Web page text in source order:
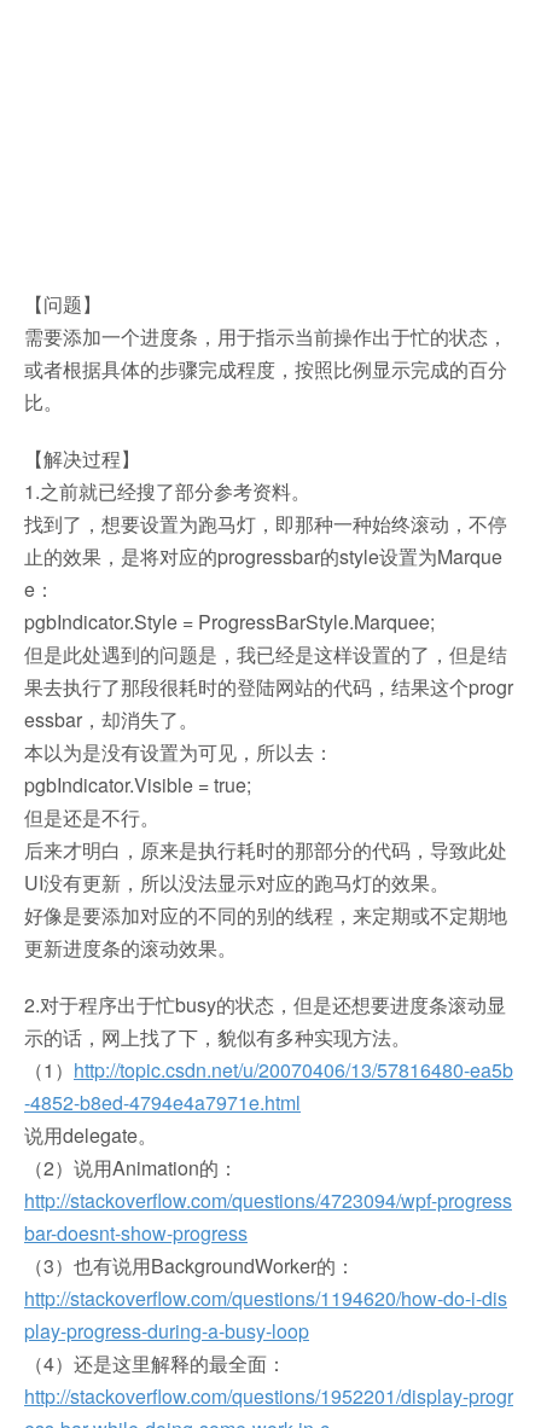
【问题】
需要添加一个进度条，用于指示当前操作出于忙的状态，
或者根据具体的步骤完成程度，按照比例显示完成的百分
比。
【解决过程】
1.之前就已经搜了部分参考资料。
找到了，想要设置为跑马灯，即那种一种始终滚动，不停
止的效果，是将对应的progressbar的style设置为Marque
e：
pgbIndicator.Style = ProgressBarStyle.Marquee;
但是此处遇到的问题是，我已经是这样设置的了，但是结
果去执行了那段很耗时的登陆网站的代码，结果这个progr
essbar，却消失了。
本以为是没有设置为可见，所以去：
pgbIndicator.Visible = true;
但是还是不行。
后来才明白，原来是执行耗时的那部分的代码，导致此处
UI没有更新，所以没法显示对应的跑马灯的效果。
好像是要添加对应的不同的别的线程，来定期或不定期地
更新进度条的滚动效果。
2.对于程序出于忙busy的状态，但是还想要进度条滚动显
示的话，网上找了下，貌似有多种实现方法。
（1） http://topic.csdn.net/u/20070406/13/57816480-ea5b
-4852-b8ed-4794e4a7971e.html
说用delegate。
（2）说用Animation的：
http://stackoverflow.com/questions/4723094/wpf-progress
bar-doesnt-show-progress
（3）也有说用BackgroundWorker的：
http://stackoverflow.com/questions/1194620/how-do-i-dis
play-progress-during-a-busy-loop
（4）还是这里解释的最全面：
http://stackoverflow.com/questions/1952201/display-progr